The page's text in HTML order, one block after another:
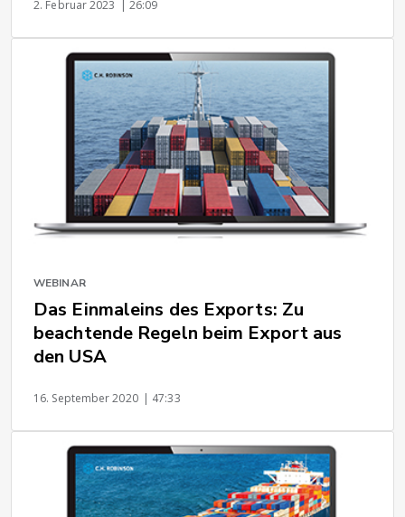
2. Februar 2023 | 26:09
WEBINAR
Das Einmaleins des Exports: Zu
beachtende Regeln beim Export aus
den USA
16. September 2020 | 47:33